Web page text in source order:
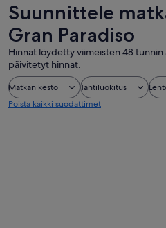
Suunnittele
Gran Paradiso
Hinnat löydetty viimeisten 48 tunnin
päivitetyt hinnat.
Matkan kesto Tähtiluokitus
Poista kaikki suodattimet